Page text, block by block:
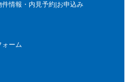
件情報・内見予約 お申込み
ォーム